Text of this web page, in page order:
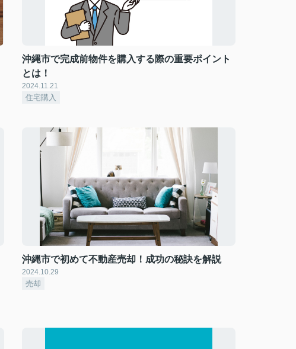
沖縄市で完成前物件を購入する際の重要ポイント
とは！
2024.11.21
住宅購入
沖縄市で初めて不動産売却！成功の秘訣を解説
2024.10.29
売却